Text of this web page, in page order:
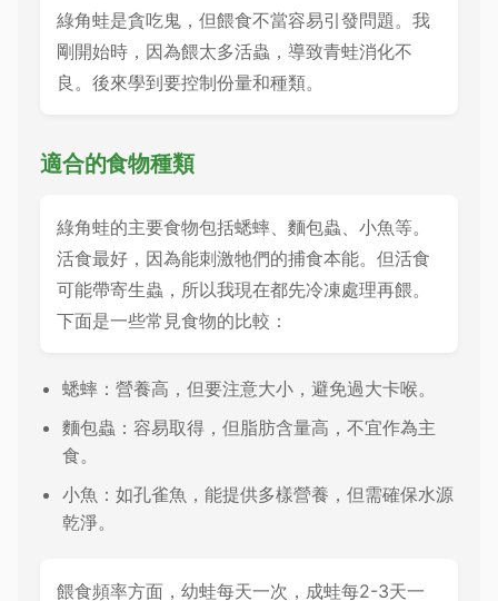
綠角蛙是貪吃鬼，但餵食不當容易引發問題。我
剛開始時，因為餵太多活蟲，導致青蛙消化不
良。後來學到要控制份量和種類。
適合的食物種類
綠角蛙的主要食物包括蟋蟀、麵包蟲、小魚等。
活食最好，因為能刺激牠們的捕食本能。但活食
可能帶寄生蟲，所以我現在都先冷凍處理再餵。
下面是一些常見食物的比較：
蟋蟀：營養高，但要注意大小，避免過大卡喉。
麵包蟲：容易取得，但脂肪含量高，不宜作為主
食。
小魚：如孔雀魚，能提供多樣營養，但需確保水源
乾淨。
餵食頻率方面，幼蛙每天一次，成蛙每2-3天一